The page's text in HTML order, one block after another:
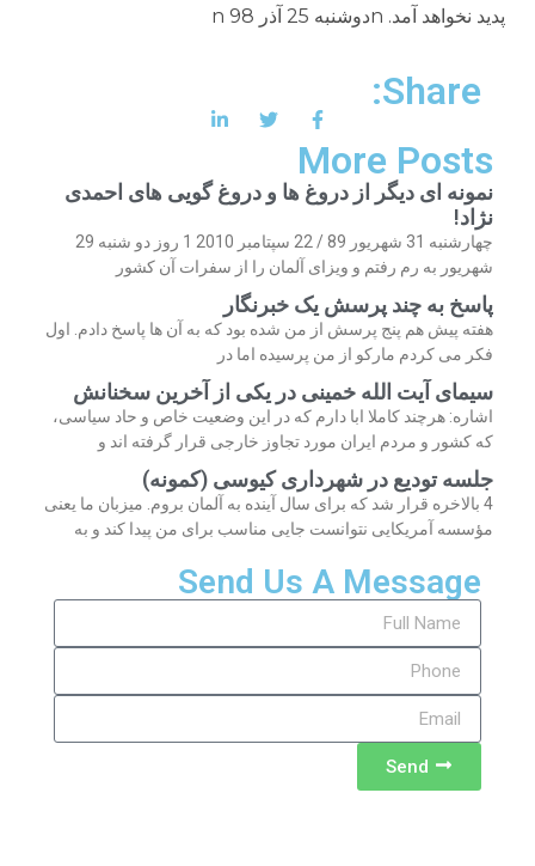
پدید نخواهد آمد. nدوشنبه 25 آذر 98 n
Share:
More Posts
نمونه ای دیگر از دروغ ها و دروغ گویی های احمدی
نژاد!
چهارشنبه 31 شهریور 89 / 22 سپتامبر 2010 1 روز دو شنبه 29
شهریور به رم رفتم و ویزای آلمان را از سفرات آن کشور
پاسخ به چند پرسش یک خبرنگار
هفته پیش هم پنج پرسش از من شده بود که به آن ها پاسخ دادم. اول
فکر می کردم مارکو از من پرسیده اما در
سیمای آیت الله خمینی در یکی از آخرین سخنانش
اشاره: هرچند کاملا ابا دارم که در این وضعیت خاص و حاد سیاسی،
که کشور و مردم ایران مورد تجاوز خارجی قرار گرفته اند و
جلسه تودیع در شهرداری کیوسی (کمونه)
4 بالاخره قرار شد که برای سال آینده به آلمان بروم. میزبان ما یعنی
مؤسسه آمریکایی نتوانست جایی مناسب برای من پیدا کند و به
Send Us A Message
Send